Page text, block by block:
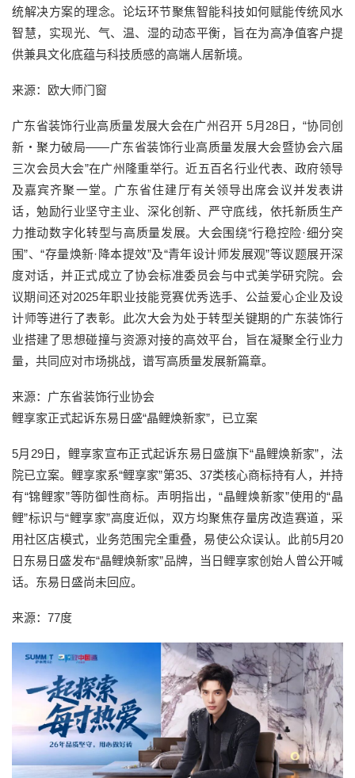
统解决方案的理念。论坛环节聚焦智能科技如何赋能传统风水
智慧，实现光、气、温、湿的动态平衡，旨在为高净值客户提
供兼具文化底蕴与科技质感的高端人居新境。
来源：欧大师门窗
广东省装饰行业高质量发展大会在广州召开 5月28日，“协同创
新・聚力破局——广东省装饰行业高质量发展大会暨协会六届
三次会员大会”在广州隆重举行。近五百名行业代表、政府领导
及嘉宾齐聚一堂。广东省住建厅有关领导出席会议并发表讲
话，勉励行业坚守主业、深化创新、严守底线，依托新质生产
力推动数字化转型与高质量发展。大会围绕“行稳控险·细分突
围”、“存量焕新·降本提效”及“青年设计师发展观”等议题展开深
度对话，并正式成立了协会标准委员会与中式美学研究院。会
议期间还对2025年职业技能竞赛优秀选手、公益爱心企业及设
计师等进行了表彰。此次大会为处于转型关键期的广东装饰行
业搭建了思想碰撞与资源对接的高效平台，旨在凝聚全行业力
量，共同应对市场挑战，谱写高质量发展新篇章。
来源：广东省装饰行业协会
鲤享家正式起诉东易日盛“晶鲤焕新家”，已立案
5月29日，鲤享家宣布正式起诉东易日盛旗下“晶鲤焕新家”，法
院已立案。鲤享家系“鲤享家”第35、37类核心商标持有人，并持
有“锦鲤家”等防御性商标。声明指出，“晶鲤焕新家”使用的“晶
鲤”标识与“鲤享家”高度近似，双方均聚焦存量房改造赛道，采
用社区店模式，业务范围完全重叠，易使公众误认。此前5月20
日东易日盛发布“晶鲤焕新家”品牌，当日鲤享家创始人曾公开喊
话。东易日盛尚未回应。
来源：77度